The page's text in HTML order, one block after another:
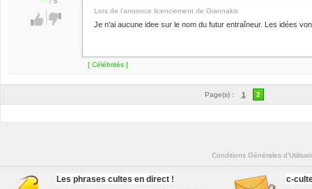
/ 5
Lors de l'annonce licenciement de Giannakis
Je n'ai aucune idee sur le nom du futur entraîneur. Les idées
[ Célébrités ]
Page(s) : 1 2
Conditions Générales
Les phrases cultes en direct ! c-